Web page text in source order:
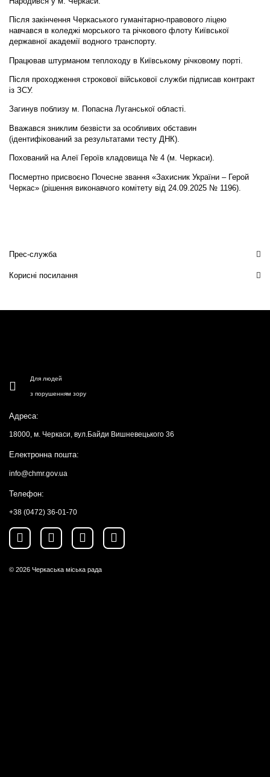
Після закінчення Черкаського гуманітарно-правового ліцею
навчався в коледжі морського та річкового флоту Київської
державної академії водного транспорту.
Працював штурманом теплоходу в Київському річковому порті.
Після проходження строкової військової служби підписав контракт
із ЗСУ.
Загинув поблизу м. Попасна Луганської області.
Вважався зниклим безвісти за особливих обставин
(ідентифікований за результатами тесту ДНК).
Похований на Алеї Героїв кладовища № 4 (м. Черкаси).
Посмертно присвоєно Почесне звання «Захисник України – Герой
Черкас» (рішення виконавчого комітету від 24.09.2025 № 1196).
Прес-служба
Корисні посилання
Для людей
з порушенням зору
Адреса:
18000, м. Черкаси, вул.Байди Вишневецького 36
Електронна пошта:
info@chmr.gov.ua
Телефон:
+38 (0472) 36-01-70
© 2026 Черкаська міська рада